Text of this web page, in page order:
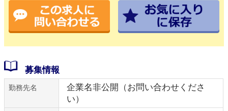
募集情報
勤務先名
企業名非公開（お問い合わせくださ
い）